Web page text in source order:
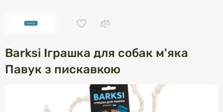
+38 (099) 300 91 91
Відділ підтримки
76
Barksi Іграшка для собак м'яка
Павук з пискавкою